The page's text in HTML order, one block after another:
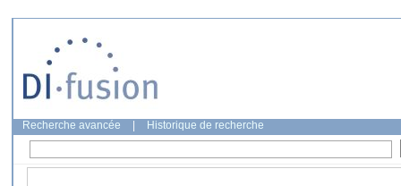
Recherche avancée Historique de recherche